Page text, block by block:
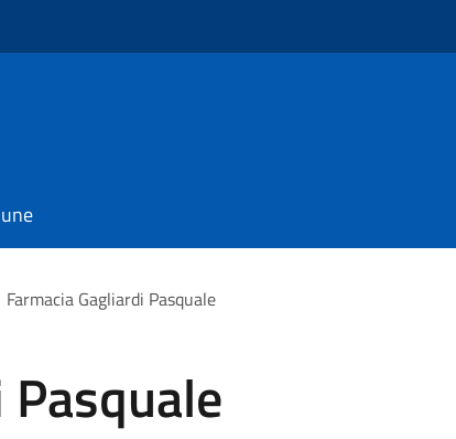
Farmacia Gagliardi Pasquale